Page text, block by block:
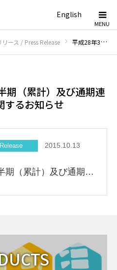
English
ース / Press Release 平成28年3月期第2四半期（累計）及び通期連結業績予想の修正に関するお知らせ
期（累計）及び通期連
するお知らせ
2015.10.13
平成28年3月期第2四半期（累計）及び通期連結業績予想の修正に関するお知らせ